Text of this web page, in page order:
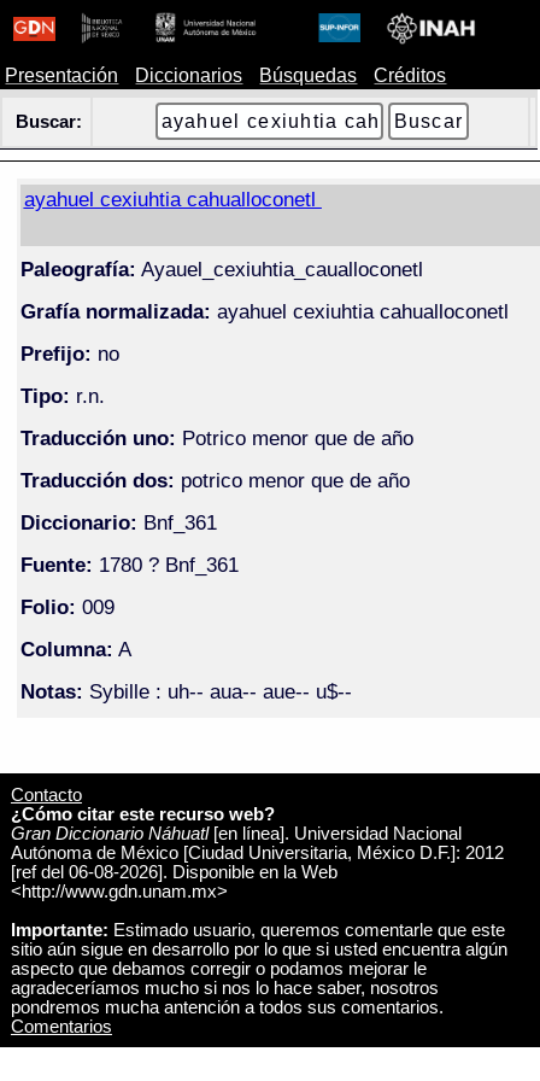
Presentación Diccionarios Búsquedas Créditos
Buscar:
ayahuel cexiuhtia cahualloconetl
Paleografía: Ayauel_cexiuhtia_caualloconetl
Grafía normalizada: ayahuel cexiuhtia cahualloconetl
Prefijo: no
Tipo: r.n.
Traducción uno: Potrico menor que de año
Traducción dos: potrico menor que de año
Diccionario: Bnf_361
Fuente: 1780 ? Bnf_361
Folio: 009
Columna: A
Notas: Sybille : uh-- aua-- aue-- u$--
Contacto
¿Cómo citar este recurso web?
Gran Diccionario Náhuatl[en línea]. Universidad Nacional
Autónoma de México [Ciudad Universitaria, México D.F.]: 2012
[ref del 06-08-2026]. Disponible en la Web
<http://www.gdn.unam.mx>
Importante: Estimado usuario, queremos comentarle que este
sitio aún sigue en desarrollo por lo que si usted encuentra algún
aspecto que debamos corregir o podamos mejorar le
agradeceríamos mucho si nos lo hace saber, nosotros
pondremos mucha antención a todos sus comentarios.
Comentarios